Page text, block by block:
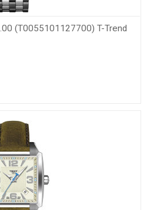
(T0055101127700) T-Trend